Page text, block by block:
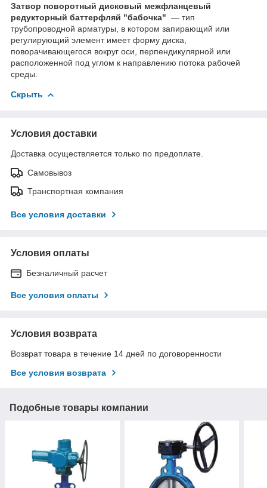
Затвор поворотный дисковый межфланцевый
редукторный баттерфляй "бабочка" — тип
трубопроводной арматуры, в котором запирающий или
регулирующий элемент имеет форму диска,
поворачивающегося вокруг оси, перпендикулярной или
расположенной под углом к направлению потока рабочей
среды.
Скрыть
Условия доставки
Доставка осуществляется только по предоплате.
Самовывоз
Транспортная компания
Все условия доставки
Условия оплаты
Безналичный расчет
Все условия оплаты
Условия возврата
Возврат товара в течение 14 дней по договоренности
Все условия возврата
Подобные товары компании